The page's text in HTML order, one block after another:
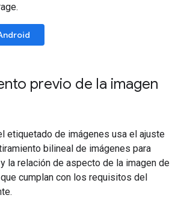
previo de la imagen
etiquetado de imágenes usa el ajuste
bilineal de imágenes para
la relación de aspecto de la imagen de
cumplan con los requisitos del